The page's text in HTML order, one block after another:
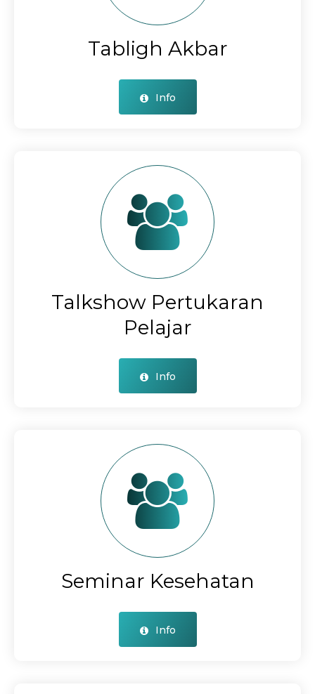
Tabligh Akbar
Info
Talkshow Pertukaran
Pelajar
Info
Seminar Kesehatan
Info